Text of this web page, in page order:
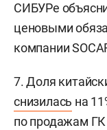
СИБУРе
ценовыми
компании
7. Доля
снизилась на
по продажам